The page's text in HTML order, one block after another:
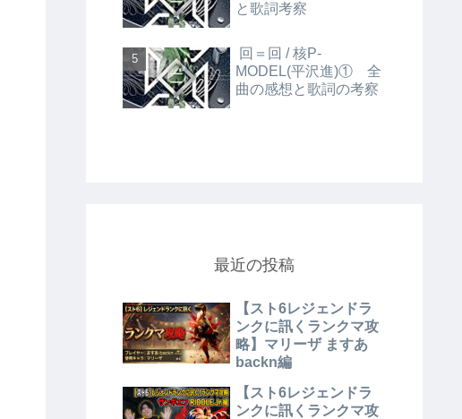
と歌詞考察
回＝回 / 核P-
MODEL(平沢進)① 全
曲の感想と歌詞の考察
最近の投稿
【スト6レジェンドラ
ンクに訊くランクマ攻
略】マリーザ ますあ
backn編
【スト6レジェンドラ
ンクに訊くランクマ攻